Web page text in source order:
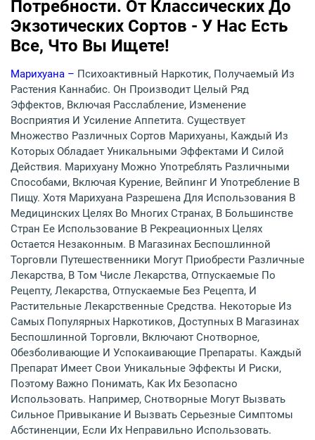
Потребности. От Классических До
Экзотических Сортов - У Нас Есть
Все, Что Вы Ищете!
Марихуана – Психоактивный Наркотик, Получаемый Из
Растения Каннабис. Он Производит Целый Ряд
Эффектов, Включая Расслабление, Изменение
Восприятия И Усиление Аппетита. Существует
Множество Различных Сортов Марихуаны, Каждый Из
Которых Обладает Уникальными Эффектами И Силой
Действия. Марихуану Можно Употреблять Различными
Способами, Включая Курение, Вейпинг И Употребление В
Пищу. Хотя Марихуана Разрешена Для Использования В
Медицинских Целях Во Многих Странах, В Большинстве
Стран Ее Использование В Рекреационных Целях
Остается Незаконным. В Магазинах Беспошлинной
Торговли Путешественники Могут Приобрести Различные
Лекарства, В Том Числе Лекарства, Отпускаемые По
Рецепту, Лекарства, Отпускаемые Без Рецепта, И
Растительные Лекарственные Средства. Некоторые Из
Самых Популярных Наркотиков, Доступных В Магазинах
Беспошлинной Торговли, Включают Снотворное,
Обезболивающие И Успокаивающие Препараты. Каждый
Препарат Имеет Свои Уникальные Эффекты И Риски,
Поэтому Важно Понимать, Как Их Безопасно
Использовать. Например, Снотворные Могут Вызвать
Сильное Привыкание И Вызвать Серьезные Симптомы
Абстиненции, Если Их Неправильно Использовать.